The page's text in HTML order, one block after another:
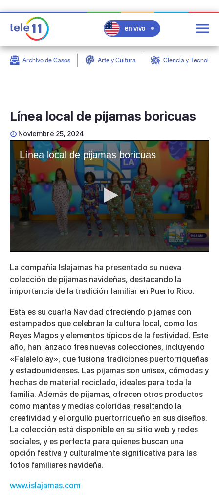
en vivo
Archivo de Casos Arte y Cultura Ciencia y
Línea local de pijamas boricuas
Noviembre 25, 2024
Línea local de pijamas boricuas
seconds
of
3
minutes,
53
La compañía Islajamas ha presentado su nueva
colección de pijamas navideñas, destacando la
importancia de la tradición familiar en Puerto Rico.
Esta es su cuarta Navidad ofreciendo pijamas con
estampados que celebran la cultura local, como los
Reyes Magos y elementos típicos de la festividad. Este
año, han lanzado tres nuevas colecciones, incluyendo
«Falalelolay», que fusiona tradiciones puertorriqueñas
y estadounidenses. Las pijamas son unisex, cómodas y
hechas de material reciclado, ideales para toda la
familia. Además de pijamas, ofrecen otros productos
como mantas y medias coloridas, resaltando la
creatividad y el orgullo puertorriqueño en sus diseños.
La colección está disponible en su sitio web y redes
sociales, y es perfecta para quienes buscan una
opción festiva y culturalmente significativa para las
fotos familiares navideña.
www.islajamas.com
post